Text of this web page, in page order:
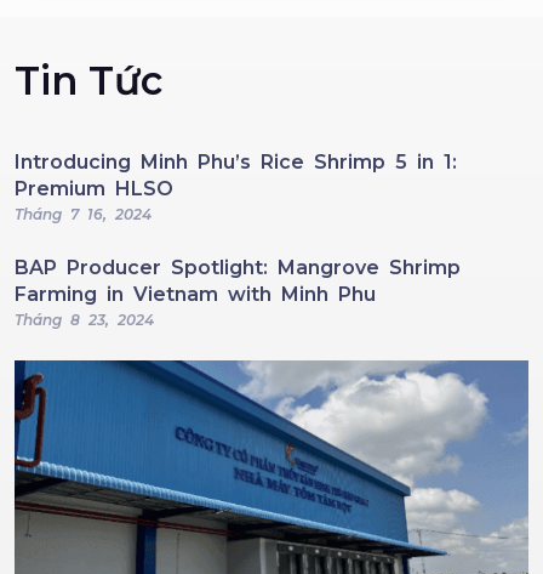
Tin Tức
Introducing Minh Phu’s Rice Shrimp 5 in 1:
Premium HLSO
Tháng 7 16, 2024
BAP Producer Spotlight: Mangrove Shrimp
Farming in Vietnam with Minh Phu
Tháng 8 23, 2024